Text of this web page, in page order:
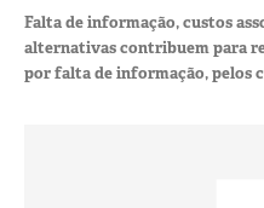
Falta de informação, custos
alternativas contribuem para
por falta de informação, pelos